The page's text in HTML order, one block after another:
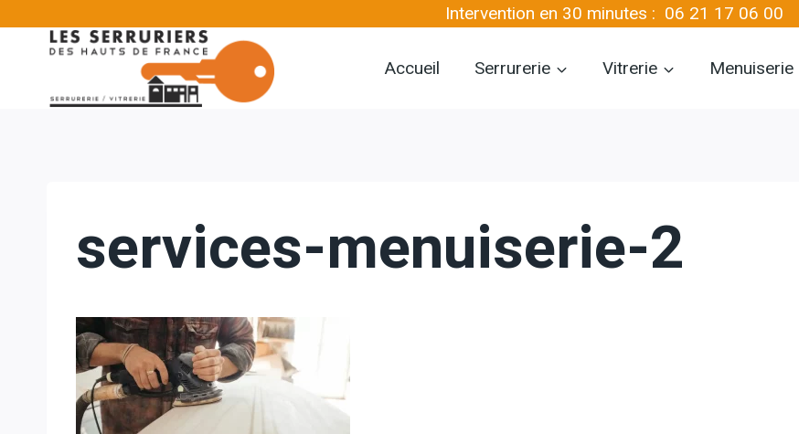
Intervention en 30 minutes : 06 21 17 06 00
Accueil Serrurerie Vitrerie Menuiserie
services-menuiserie-2